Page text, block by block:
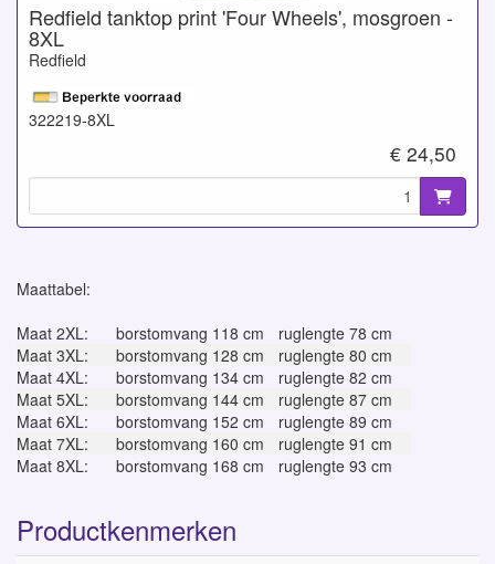
Redfield tanktop print 'Four Wheels', mosgroen -
8XL
Redfield
322219-8XL
€ 24,50
Maattabel:
Maat 2XL:
borstomvang 118 cm
ruglengte 78 cm
Maat 3XL:
borstomvang 128 cm
ruglengte 80 cm
Maat 4XL:
borstomvang 134 cm
ruglengte 82 cm
Maat 5XL:
borstomvang 144 cm
ruglengte 87 cm
Maat 6XL:
borstomvang 152 cm
ruglengte 89 cm
Maat 7XL:
borstomvang 160 cm
ruglengte 91 cm
Maat 8XL:
borstomvang 168 cm ruglengte 93 cm
Productkenmerken